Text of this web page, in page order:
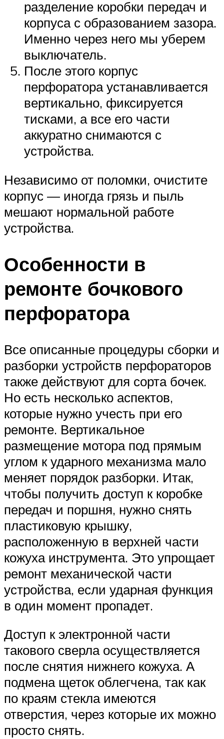
разделение коробки передач и
корпуса с образованием зазора.
Именно через него мы уберем
выключатель.
После этого корпус
перфоратора устанавливается
вертикально, фиксируется
тисками, а все его части
аккуратно снимаются с
устройства.
Независимо от поломки, очистите
корпус — иногда грязь и пыль
мешают нормальной работе
устройства.
Особенности в
ремонте бочкового
перфоратора
Все описанные процедуры сборки и
разборки устройств перфораторов
также действуют для сорта бочек.
Но есть несколько аспектов,
которые нужно учесть при его
ремонте. Вертикальное
размещение мотора под прямым
углом к ​​ударного механизма мало
меняет порядок разборки. Итак,
чтобы получить доступ к коробке
передач и поршня, нужно снять
пластиковую крышку,
расположенную в верхней части
кожуха инструмента. Это упрощает
ремонт механической части
устройства, если ударная функция
в один момент пропадет.
Доступ к электронной части
такового сверла осуществляется
после снятия нижнего кожуха. А
подмена щеток облегчена, так как
по краям стекла имеются
отверстия, через которые их можно
просто снять.